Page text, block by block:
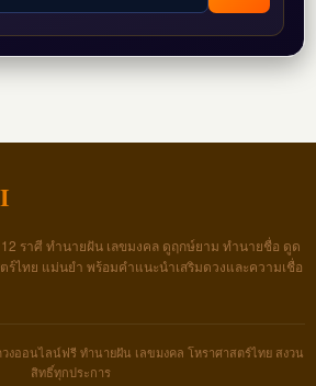
ราศี ทำนายฝัน เลขมงคล ดูฤกษ์ยาม ทำนายชื่อ ดูด
ร์ไทย แม่นยำ พร้อมคำแนะนำเสริมดวงและความเชื่อ
งออนไลน์ฟรี ทำนายฝัน เลขมงคล โหราศาสตร์ไทย สงวน
สิทธิ์ทุกประการ